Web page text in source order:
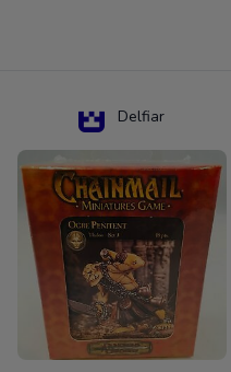
Delfiar